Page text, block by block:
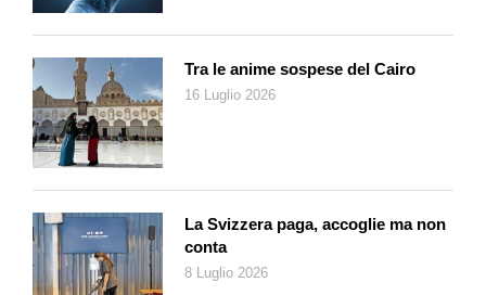
internazionali. Starlink ha subito pure la protesta degli
astronomi, danneggiati nelle loro osservazioni dalla luminosità
dei satelliti di Musk. Infine, oltre a SpaceX, altre società private
come Amazon e OneWeb hanno fatto richieste per futuri lanci
di satelliti. Di sicuro lo spazio sarà sempre più inquinato da
detriti spaziali, per cui si cerca di correre ai ripari.
L’unica strada percorribile è la rimozione dei corpi di importanti
discuterà anche il 16 febbraio prossimo a Tolosa durante il
summit dell’Ue sulla strategia spaziale). L’Europa spaziale è
all’avanguardia in questo senso e già nel 2012 aveva lanciato
Tra le anime sospese del Cairo
16 Luglio 2026
La Svizzera paga, accoglie ma non
conta
8 Luglio 2026